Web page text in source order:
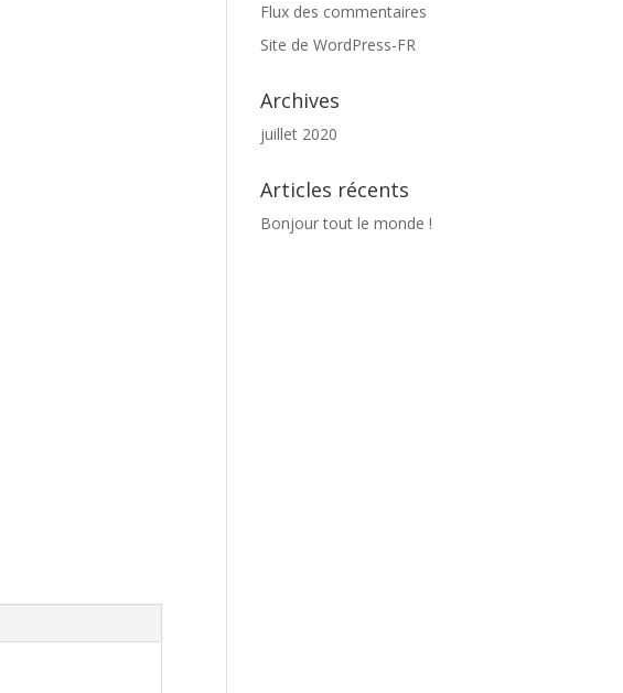
Flux des commentaires
Site de WordPress-FR
Archives
juillet 2020
Articles récents
Bonjour tout le monde !